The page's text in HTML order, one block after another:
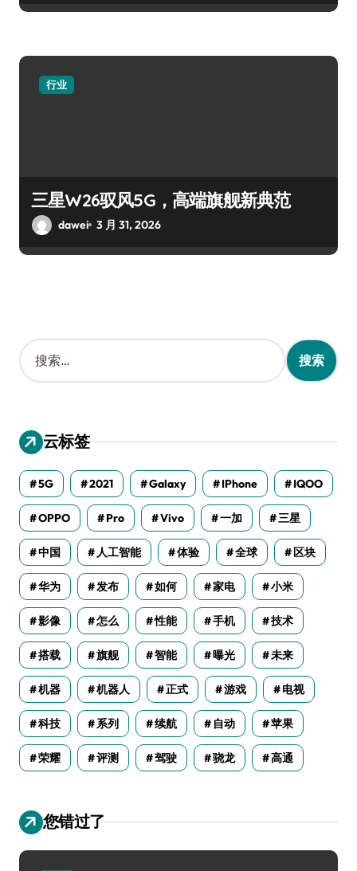
行业
三星W26驭风5G，高端旗舰新典范
dawei 3 月 31, 2026
搜
索
：
云标签
5G 2021 Galaxy IPhone IQOO
OPPO Pro Vivo 一加 三星
中国 人工智能 体验 全球 区块
华为 发布 如何 家电 小米
影像 怎么 性能 手机 技术
搭载 旗舰 智能 曝光 未来
机器 机器人 正式 游戏 电视
科技 系列 续航 自动 苹果
荣耀 评测 驾驶 骁龙 高通
您错过了